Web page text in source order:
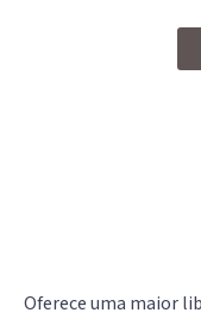
Oferece uma maior